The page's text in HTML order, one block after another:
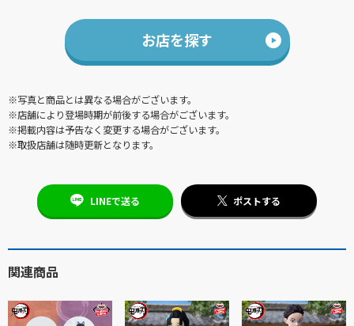
お店を探す
※写真と商品とは異なる場合がございます。
※店舗により登場時期が前後する場合がございます。
※掲載内容は予告なく変更する場合がございます。
※取扱店舗は随時更新となります。
LINEで送る ポストする
関連商品